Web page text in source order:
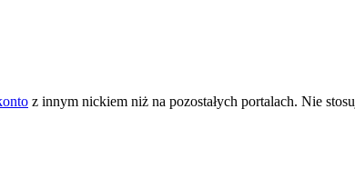
z innym nickiem niż na pozostałych portalach. Nie